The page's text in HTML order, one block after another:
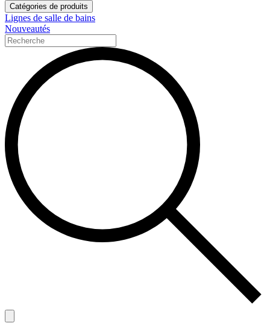
Catégories de produits
Lignes de salle de bains
Nouveautés